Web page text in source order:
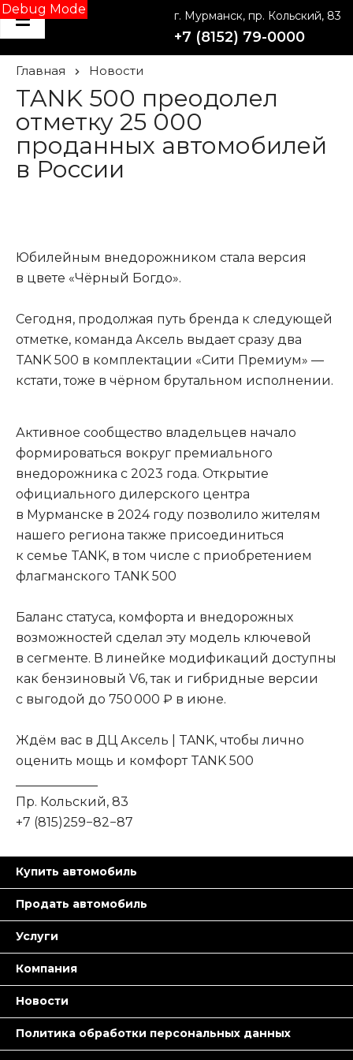
Debug Mode г. Мурманск, пр. Кольский, 83
+7 (8152) 79-0000
Главная Новости
TANK 500 преодолел
отметку 25 000
проданных автомобилей
в России
Юбилейным внедорожником стала версия
в цвете «Чёрный Богдо».
Сегодня, продолжая путь бренда к следующей
отметке, команда Аксель выдает сразу два
TANK 500 в комплектации «Сити Премиум» —
кстати, тоже в чёрном брутальном исполнении.
Активное сообщество владельцев начало
формироваться вокруг премиального
внедорожника с 2023 года. Открытие
официального дилерского центра
в Мурманске в 2024 году позволило жителям
нашего региона также присоединиться
к семье TANK, в том числе с приобретением
флагманского TANK 500
Баланс статуса, комфорта и внедорожных
возможностей сделал эту модель ключевой
в сегменте. В линейке модификаций доступны
как бензиновый V6, так и гибридные версии
с выгодой до 750 000 ₽ в июне.
Ждём вас в ДЦ Аксель | TANK, чтобы лично
оценить мощь и комфорт TANK 500
Пр. Кольский, 83
+7 (815)259−82−87
Купить автомобиль
Продать автомобиль
Услуги
Компания
Новости
Политика обработки персональных данных